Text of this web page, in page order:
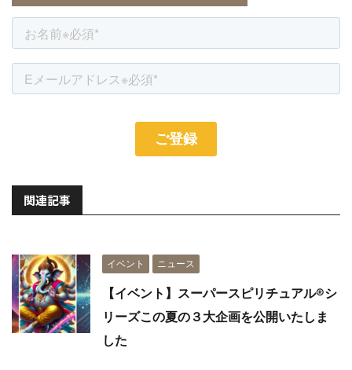
関連記事
イベント ニュース
【イベント】スーパースピリチュアル®︎シ
リーズこの夏の３大企画を公開いたしま
した